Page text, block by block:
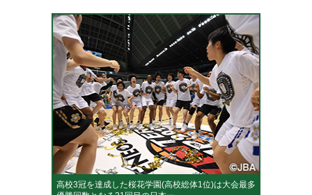
高校3冠を達成した桜花学園(高校総体1位)は大会最多